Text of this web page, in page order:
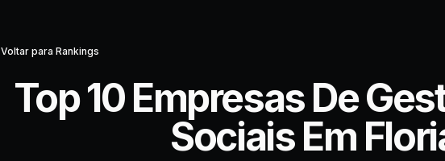
Voltar para Rankings
Top 10 Empresas De
Sociais Em